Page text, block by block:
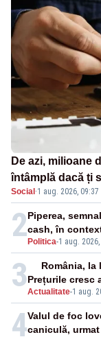
De azi, milioane
întâmplă dacă ți
Social ·1 aug. 2026, 09:37
2 Politica-1 aug.
Piperea,
cash, în
3Actualitate-1 aug.
România, la
Prețurile cresc
4Valul de foc
caniculă,